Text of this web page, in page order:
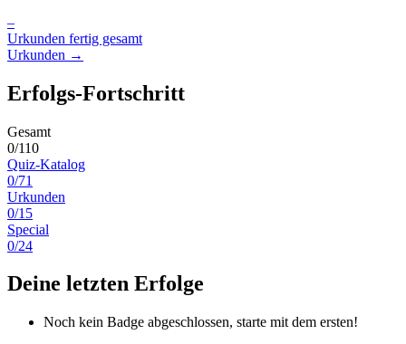
–
Urkunden fertig gesamt
Urkunden →
Erfolgs-Fortschritt
Gesamt
0/110
Quiz-Katalog
0/71
Urkunden
0/15
Special
0/24
Deine letzten Erfolge
Noch kein Badge abgeschlossen, starte mit dem ersten!